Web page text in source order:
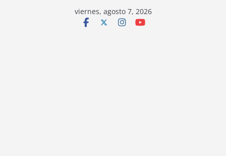
viernes, agosto 7, 2026